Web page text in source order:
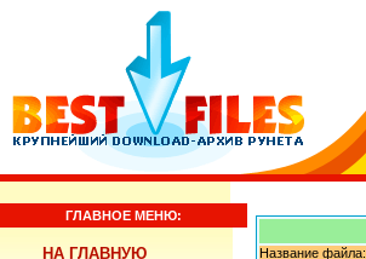
ГЛАВНОЕ МЕНЮ:
НА ГЛАВНУЮ
Название файла: